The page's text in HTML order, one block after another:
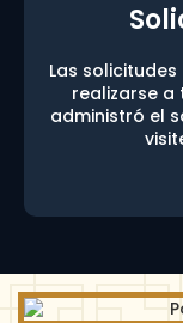
Las
realizarse a
administró el